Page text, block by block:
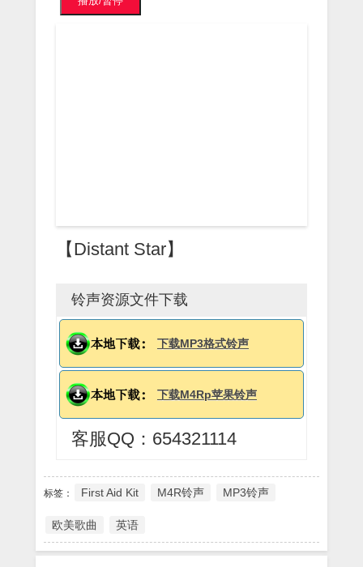
【Distant Star】
铃声资源文件下载
下载MP3格式铃声
下载M4Rp苹果铃声
客服QQ：654321114
标签： First Aid Kit M4R铃声 MP3铃声
欧美歌曲 英语